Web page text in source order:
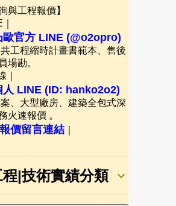
與工程報價】
歐官方 LINE (@o2opro)
工程縮時計畫書範本、售後
場勘。
｜
人 LINE (ID: hanko2o2)
、大型廠房、建築全包式深
火速報價 。
價留言連結｜
|技術實績分類